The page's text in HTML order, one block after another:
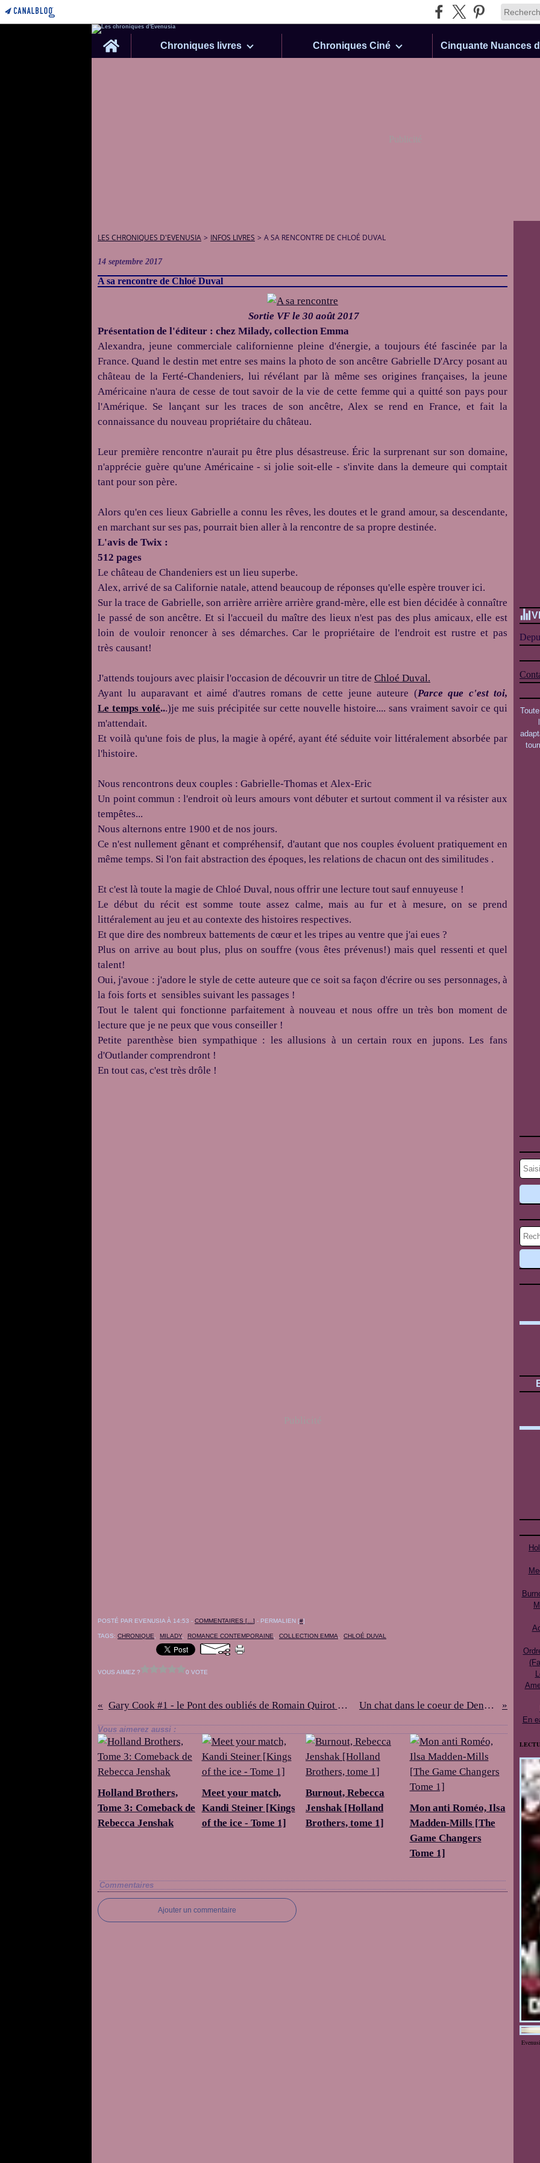
Home
Chroniques livres Chroniques Ciné
Publicité
LES CHRONIQUES D'EVENUSIA > INFOS LIVRES > A SA RENCONTRE DE CHLOÉ DUVAL
14 septembre 2017
A sa rencontre de Chloé Duval
Sortie VF le 30 août 2017
Présentation de l'éditeur : chez Milady, collection Emma
Alexandra, jeune commerciale californienne pleine d'énergie, a toujours été fascinée par la
France. Quand le destin met entre ses mains la photo de son ancêtre Gabrielle D'Arcy posant au
château de la Ferté-Chandeniers, lui révélant par là même ses origines françaises, la jeune
Américaine n'aura de cesse de tout savoir de la vie de cette femme qui a quitté son pays pour
l'Amérique. Se lançant sur les traces de son ancêtre, Alex se rend en France, et fait la
connaissance du nouveau propriétaire du château.
Leur première rencontre n'aurait pu être plus désastreuse. Éric la surprenant sur son domaine,
n'apprécie guère qu'une Américaine - si jolie soit-elle - s'invite dans la demeure qui comptait
tant pour son père.
Alors qu'en ces lieux Gabrielle a connu les rêves, les doutes et le grand amour, sa descendante,
en marchant sur ses pas, pourrait bien aller à la rencontre de sa propre destinée.
L'avis de Twix :
512 pages
Le château de Chandeniers est un lieu superbe.
Alex, arrivé de sa Californie natale, attend beaucoup de réponses qu'elle espère trouver ici.
Sur la trace de Gabrielle, son arrière arrière arrière grand-mère, elle est bien décidée à connaître
le passé de son ancêtre. Et si l'accueil du maître des lieux n'est pas des plus amicaux, elle est
loin de vouloir renoncer à ses démarches. Car le propriétaire de l'endroit est rustre et pas
très causant!
J'attends toujours avec plaisir l'occasion de découvrir un titre de Chloé Duval.
Ayant lu auparavant et aimé d'autres romans de cette jeune auteure (Parce que c'est toi,
Le temps volé...)je me suis précipitée sur cette nouvelle histoire.... sans vraiment savoir ce qui
m'attendait.
Et voilà qu'une fois de plus, la magie à opéré, ayant été séduite voir littéralement absorbée par
l'histoire.
Nous rencontrons deux couples : Gabrielle-Thomas et Alex-Eric
Un point commun : l'endroit où leurs amours vont débuter et surtout comment il va résister aux
tempêtes...
Nous alternons entre 1900 et de nos jours.
Ce n'est nullement gênant et compréhensif, d'autant que nos couples évoluent pratiquement en
même temps. Si l'on fait abstraction des époques, les relations de chacun ont des similitudes .
Et c'est là toute la magie de Chloé Duval, nous offrir une lecture tout sauf ennuyeuse !
Le début du récit est somme toute assez calme, mais au fur et à mesure, on se prend
littéralement au jeu et au contexte des histoires respectives.
Et que dire des nombreux battements de cœur et les tripes au ventre que j'ai eues ?
Plus on arrive au bout plus, plus on souffre(vous êtes prévenus!) mais quel ressenti et quel
talent!
Oui, j'avoue : j'adore le style de cette auteure que ce soit sa façon d'écrire ou ses personnages, à
la fois forts et sensibles suivant les passages !
Tout le talent qui fonctionne parfaitement à nouveau et nous offre un très bon moment de
lecture que je ne peux que vous conseiller !
Petite parenthèse bien sympathique : les allusions à un certain roux en jupons. Les fans
d'Outlander comprendront !
En tout cas, c'est très drôle !
Publicité
POSTÉ PAR EVENUSIA À 14:53 - COMMENTAIRES [ ] - PERMALIEN [#]
TAGS: CHRONIQUE MILADY, ROMANCE CONTEMPORAINE COLLECTION EMMA CHLOÉ DUVAL
VOUS AIMEZ ? 0 VOTE
Gary Cook #1 - le Pont des oubliés de Romain Quirot et Antoine Jaunin Un chat dans le coeur de Denis O'Connor
Vous aimerez aussi :
Holland Brothers,
Tome 3: Comeback de
Rebecca Jenshak
Meet your match,
Kandi Steiner [Kings
of the ice - Tome 1]
Burnout, Rebecca
Jenshak [Holland
Brothers, tome 1]
Mon anti Roméo, Ilsa
Madden-Mills [The
Game Changers
Tome 1]
Commentaires
Ajouter un commentaire
En